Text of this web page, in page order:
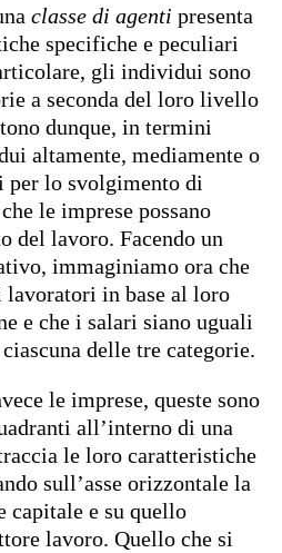
classe di agenti presenta
specifiche e peculiari
gli individui sono
a seconda del loro livello
dunque, in termini
altamente, mediamente o
per lo svolgimento di
le imprese possano
del lavoro. Facendo un
immaginiamo ora che
lavoratori in base al loro
e che i salari siano uguali
delle tre categorie.
le imprese, queste sono
all’interno di una
le loro caratteristiche
sull’asse orizzontale la
e su quello
lavoro. Quello che si